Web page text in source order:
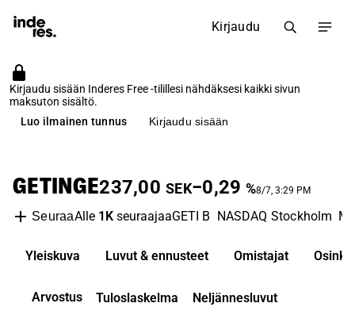
Kirjaudu
Kirjaudu sisään Inderes Free -tilillesi nähdäksesi kaikki sivun
maksuton sisältö.
Luo ilmainen tunnus
Kirjaudu sisään
GETINGE237,00 SEK−0,29 %8/7, 3:29 PM
SeuraaAlle 1KseuraajaaGETI B NASDAQ Stockholm
Yleiskuva Luvut & ennusteet Omistajat Osinko
Arvostus Tuloslaskelma Neljännesluvut